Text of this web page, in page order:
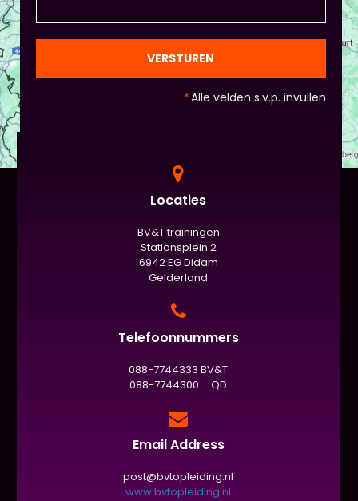
en die van Piet en vervolgens de deelnemers:
gezien de eindpresentaties van 5 minuten de
officiële/vaste werkvorm zijn. Voor beginners is het
nog met spiekbriefje). - Vergeet het
evaluatieformulier niet :)
VERSTUREN
*Alle velden s.v.p. invullen
Locaties
BV&T trainingen
Stationsplein 2
6942 EG Didam
Gelderland
Telefoonnummers
088-7744333 BV&T
088-7744300 QD
Email Address
post@bvtopleiding.nl
www.bvtopleiding.nl